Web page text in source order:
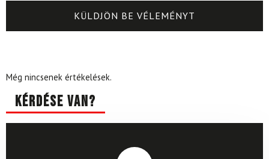
Még nincsenek értékelések.
Kérdése van?